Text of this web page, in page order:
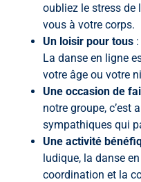
oubliez le stress de
vous à votre corps.
Un loisir pour tous
La danse en ligne
votre âge ou votre
Une occasion de
notre groupe, c’est
sympathiques qui
Une activité
ludique, la danse
coordination et la